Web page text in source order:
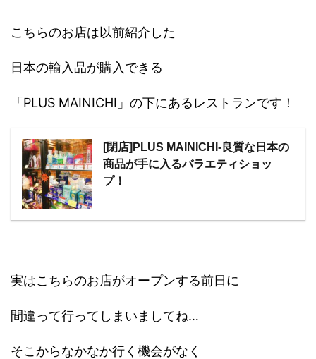
こちらのお店は以前紹介した
日本の輸入品が購入できる
「PLUS MAINICHI」の下にあるレストランです！
[閉店]PLUS MAINICHI-良質な日本の
商品が手に入るバラエティショッ
プ！
実はこちらのお店がオープンする前日に
間違って行ってしまいましてね…
そこからなかなか行く機会がなく